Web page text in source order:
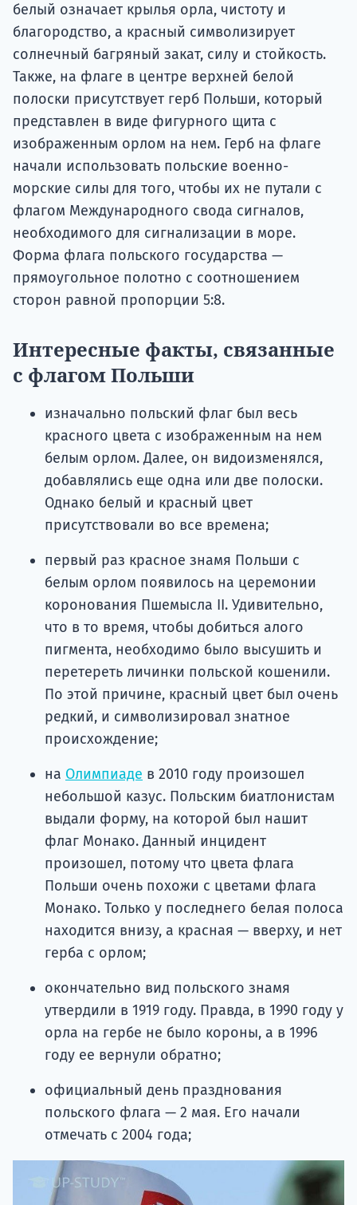
белый означает крылья орла, чистоту и
благородство, а красный символизирует
солнечный багряный закат, силу и стойкость.
Также, на флаге в центре верхней белой
полоски присутствует герб Польши, который
представлен в виде фигурного щита с
изображенным орлом на нем. Герб на флаге
начали использовать польские военно-
морские силы для того, чтобы их не путали с
флагом Международного свода сигналов,
необходимого для сигнализации в море.
Форма флага польского государства —
прямоугольное полотно с соотношением
сторон равной пропорции 5:8.
Интересные факты, связанные
с флагом Польши
изначально польский флаг был весь
красного цвета с изображенным на нем
белым орлом. Далее, он видоизменялся,
добавлялись еще одна или две полоски.
Однако белый и красный цвет
присутствовали во все времена;
первый раз красное знамя Польши с
белым орлом появилось на церемонии
коронования Пшемысла II. Удивительно,
что в то время, чтобы добиться алого
пигмента, необходимо было высушить и
перетереть личинки польской кошенили.
По этой причине, красный цвет был очень
редкий, и символизировал знатное
происхождение;
на Олимпиаде в 2010 году произошел
небольшой казус. Польским биатлонистам
выдали форму, на которой был нашит
флаг Монако. Данный инцидент
произошел, потому что цвета флага
Польши очень похожи с цветами флага
Монако. Только у последнего белая полоса
находится внизу, а красная — вверху, и нет
герба с орлом;
окончательно вид польского знамя
утвердили в 1919 году. Правда, в 1990 году у
орла на гербе не было короны, а в 1996
году ее вернули обратно;
официальный день празднования
польского флага — 2 мая. Его начали
отмечать с 2004 года;